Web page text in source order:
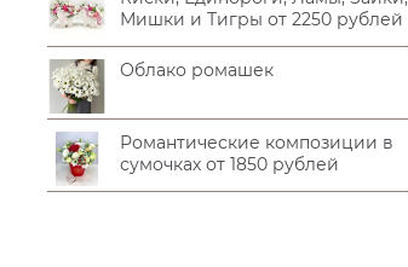
Мишки и Тигры от 2250 рублей
Облако ромашек
Романтические композиции в
сумочках от 1850 рублей